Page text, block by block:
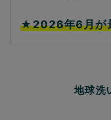
★2026年6月が
地球洗